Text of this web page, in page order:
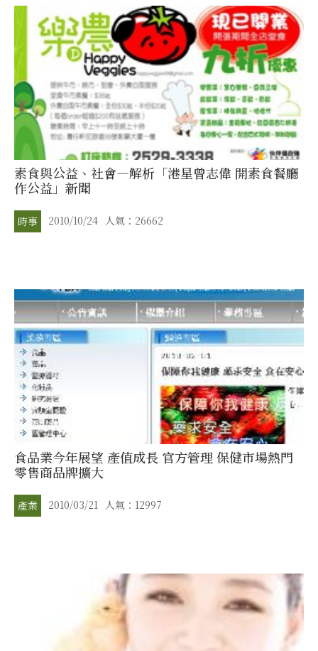
素食與公益、社會—解析「港星曾志偉 開素食餐廳
作公益」新聞
時事 2010/10/24 人氣：26662
食品業今年展望 產值成長 官方管理 保健市場熱門
零售商品牌擴大
產業 2010/03/21 人氣：12997